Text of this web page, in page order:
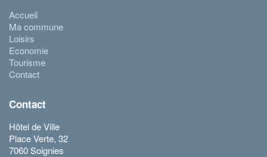
Accueil
Ma commune
Loisirs
Economie
Tourisme
Contact
Contact
Hôtel de Ville
Place Verte, 32
7060 Soignies